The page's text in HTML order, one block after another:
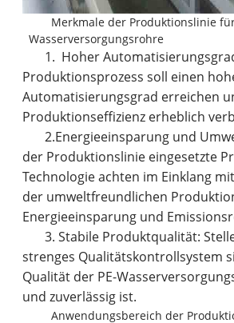
Merkmale der Produktionslinie
Wasserversorgungsrohre
1. Hoher
Produktionsprozess soll einen
Automatisierungsgrad erreichen
Produktionseffizienz erheblich
2.Energieeinsparung und
der Produktionslinie eingesetzte
Technologie achten im Einklang
der umweltfreundlichen
Energieeinsparung und
3. Stabile Produktqualität:
strenges Qualitätskontrollsystem
Qualität der PE-
und zuverlässig ist.
Anwendungsbereich der